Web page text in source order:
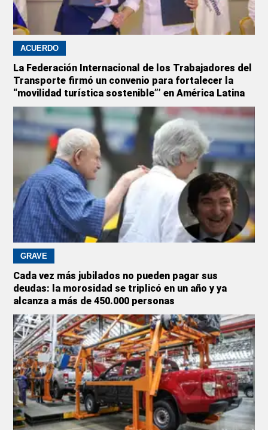
ACUERDO
La Federación Internacional de los Trabajadores del
Transporte firmó un convenio para fortalecer la
“movilidad turística sostenible”’ en América Latina
GRAVE
Cada vez más jubilados no pueden pagar sus
deudas: la morosidad se triplicó en un año y ya
alcanza a más de 450.000 personas